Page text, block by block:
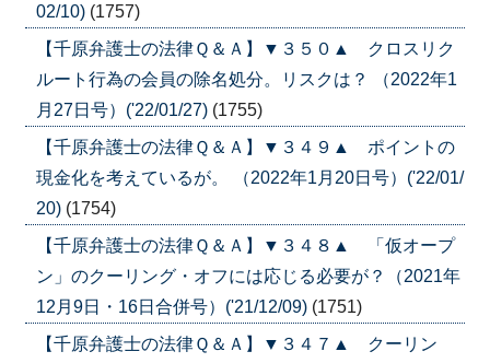
02/10) (1757)
【千原弁護士の法律Ｑ＆Ａ】▼３５０▲ クロスリク
ルート行為の会員の除名処分。リスクは？ （2022年1
月27日号）('22/01/27) (1755)
【千原弁護士の法律Ｑ＆Ａ】▼３４９▲ ポイントの
現金化を考えているが。 （2022年1月20日号）('22/01/
20) (1754)
【千原弁護士の法律Ｑ＆Ａ】▼３４８▲ 「仮オープ
ン」のクーリング・オフには応じる必要が？（2021年
12月9日・16日合併号）('21/12/09) (1751)
【千原弁護士の法律Ｑ＆Ａ】▼３４７▲ クーリン